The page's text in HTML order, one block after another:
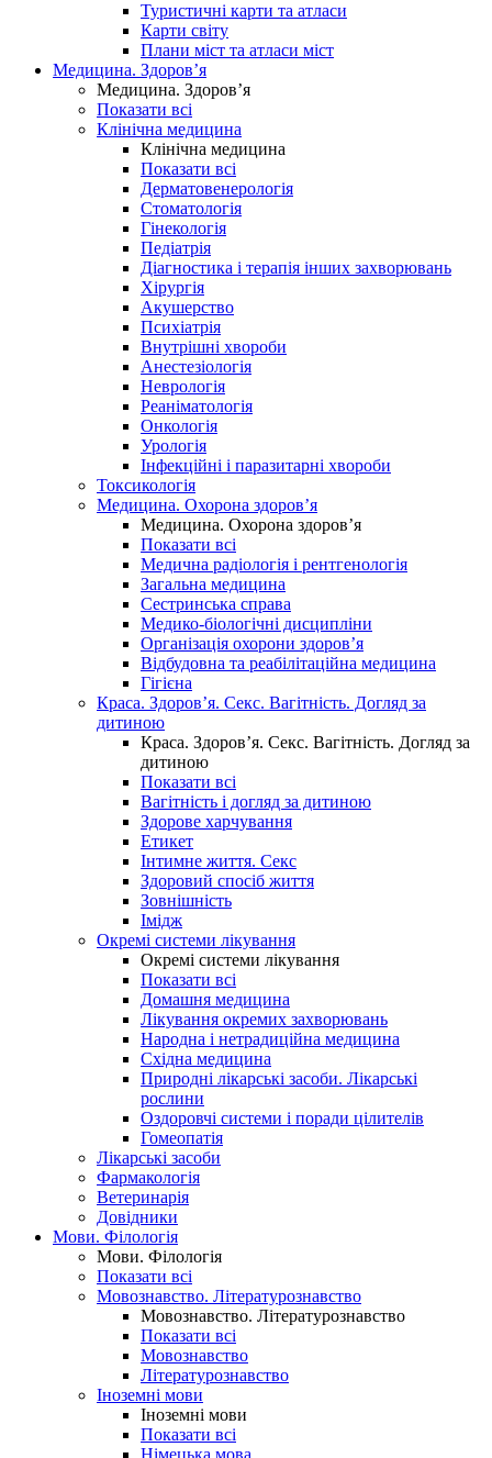
Туристичні карти та атласи
Карти світу
Плани міст та атласи міст
Медицина. Здоров’я
Медицина. Здоров’я
Показати всі
Клінічна медицина
Клінічна медицина
Показати всі
Дерматовенерологія
Стоматологія
Гінекологія
Педіатрія
Діагностика і терапія інших захворювань
Хірургія
Акушерство
Психіатрія
Внутрішні хвороби
Анестезіологія
Неврологія
Реаніматологія
Онкологія
Урологія
Інфекційні і паразитарні хвороби
Токсикологія
Медицина. Охорона здоров’я
Медицина. Охорона здоров’я
Показати всі
Медична радіологія і рентгенологія
Загальна медицина
Сестринська справа
Медико-біологічні дисципліни
Організація охорони здоров’я
Відбудовна та реабілітаційна медицина
Гігієна
Краса. Здоров’я. Секс. Вагітність. Догляд за
дитиною
Краса. Здоров’я. Секс. Вагітність. Догляд за
дитиною
Показати всі
Вагітність і догляд за дитиною
Здорове харчування
Етикет
Інтимне життя. Секс
Здоровий спосіб життя
Зовнішність
Імідж
Окремі системи лікування
Окремі системи лікування
Показати всі
Домашня медицина
Лікування окремих захворювань
Народна і нетрадиційна медицина
Східна медицина
Природні лікарські засоби. Лікарські
рослини
Оздоровчі системи і поради цілителів
Гомеопатія
Лікарські засоби
Фармакологія
Ветеринарія
Довідники
Мови. Філологія
Мови. Філологія
Показати всі
Мовознавство. Літературознавство
Мовознавство. Літературознавство
Показати всі
Мовознавство
Літературознавство
Іноземні мови
Іноземні мови
Показати всі
Німецька мова